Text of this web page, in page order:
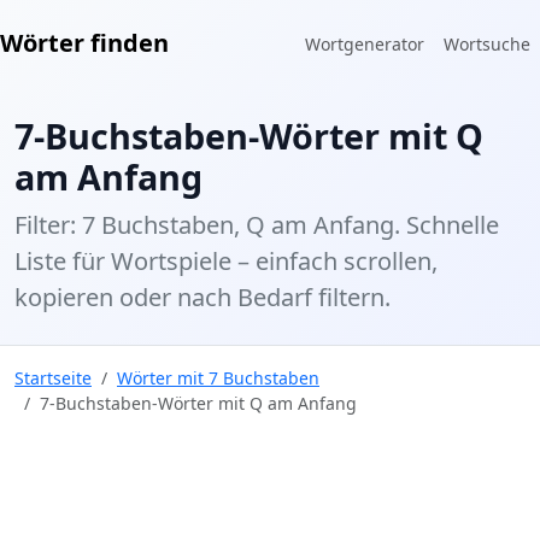
Wörter finden Wortgenerator Wortsuche
7-Buchstaben-Wörter mit Q
am Anfang
Filter: 7 Buchstaben, Q am Anfang. Schnelle
Liste für Wortspiele – einfach scrollen,
kopieren oder nach Bedarf filtern.
Startseite
Wörter mit 7 Buchstaben
7-Buchstaben-Wörter mit Q am Anfang